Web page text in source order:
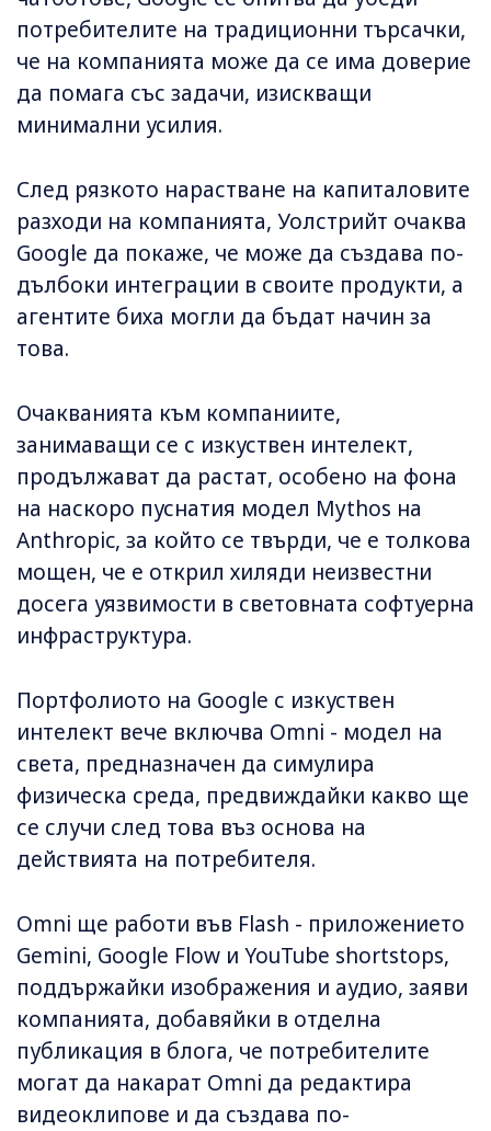
потребителите на традиционни търсачки,
че на компанията може да се има доверие
да помага със задачи, изискващи
минимални усилия.
След рязкото нарастване на капиталовите
разходи на компанията, Уолстрийт очаква
Google да покаже, че може да създава по-
дълбоки интеграции в своите продукти, а
агентите биха могли да бъдат начин за
това.
Очакванията към компаниите,
занимаващи се с изкуствен интелект,
продължават да растат, особено на фона
на наскоро пуснатия модел Mythos на
Anthropic, за който се твърди, че е толкова
мощен, че е открил хиляди неизвестни
досега уязвимости в световната софтуерна
инфраструктура.
Портфолиото на Google с изкуствен
интелект вече включва Omni - модел на
света, предназначен да симулира
физическа среда, предвиждайки какво ще
се случи след това въз основа на
действията на потребителя.
Omni ще работи във Flash - приложението
Gemini, Google Flow и YouTube shortstops,
поддържайки изображения и аудио, заяви
компанията, добавяйки в отделна
публикация в блога, че потребителите
могат да накарат Omni да редактира
видеоклипове и да създава по-